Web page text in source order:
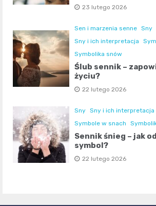
23 lutego 2026
Sen i marzenia senne Sny
Sny i ich interpretacja
Symbolika snów
Ślub sennik –
życiu?
22 lutego 2026
Sny Sny i ich interpretacja
Symbole w snach
Sennik śnieg – jak
symbol?
22 lutego 2026